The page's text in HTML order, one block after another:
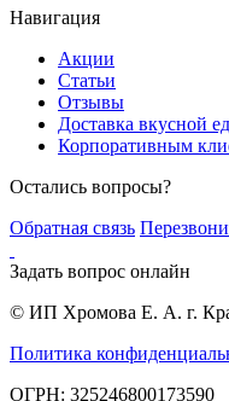
Навигация
Акции
Статьи
Отзывы
Доставка вкусной
Корпоративным
Остались вопросы?
Обратная связь
Задать вопрос онлайн
© ИП Хромова Е. А. г.
Политика
ОГРН: 325246800173590